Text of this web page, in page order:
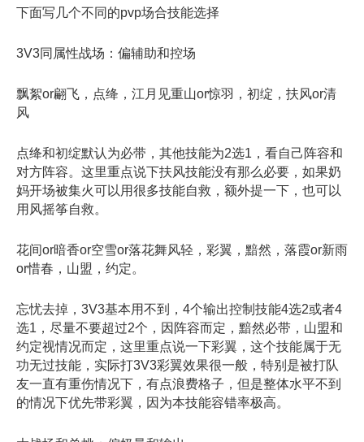
下面写几个不同的pvp场合技能选择
3V3同属性战场：偏辅助和控场
飘絮or翩飞，点绛，江月见重山or惊羽，初绽，扶风or清
风
点绛和初绽默认为必带，其他技能为2选1，看自己阵容和
对方阵容。这里重点说下扶风技能没有那么必要，如果奶
妈开场被集火可以用很多技能自救，额外提一下，也可以
用风摇筝自救。
花间or暗香or空雪or落花舞风轻，彩翼，黯然，落霞or新雨
or惜春，山盟，约定。
忘忧去掉，3V3基本用不到，4个输出控制技能4选2或者4
选1，尽量不要超过2个，因阵容而定，黯然必带，山盟和
约定视情况而定，这里重点说一下彩翼，这个技能属于无
功无过技能，实际打3V3彩翼效果很一般，特别是被打队
友一直有重伤情况下，有点浪费格子，但是整体水平不到
的情况下优先带彩翼，因为本技能容错率极高。